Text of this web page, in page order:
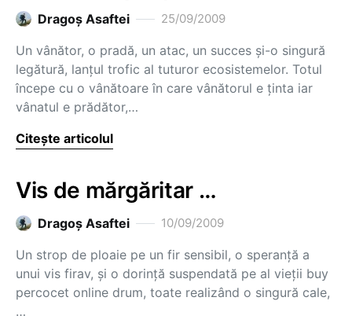
Dragoş Asaftei 25/09/2009
Un vânător, o pradă, un atac, un succes şi-o singură
legătură, lanţul trofic al tuturor ecosistemelor. Totul
începe cu o vânătoare în care vânătorul e ţinta iar
vânatul e prădător,…
Citește articolul
Vis de mărgăritar …
Dragoş Asaftei 10/09/2009
Un strop de ploaie pe un fir sensibil, o speranţă a
unui vis firav, şi o dorinţă suspendată pe al vieţii buy
percocet online drum, toate realizând o singură cale,
…